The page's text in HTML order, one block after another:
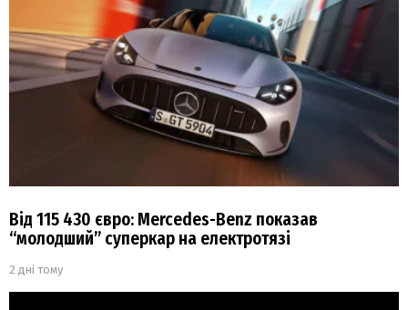
Від 115 430 євро: Mercedes-Benz показав
“молодший” суперкар на електротязі
2 дні тому